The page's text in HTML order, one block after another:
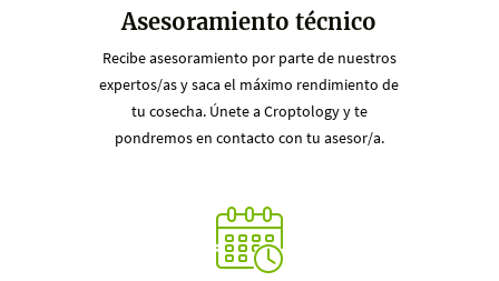
Asesoramiento técnico
Recibe asesoramiento por parte de nuestros
expertos/as y saca el máximo rendimiento de
tu cosecha. Únete a Croptology y te
pondremos en contacto con tu asesor/a.